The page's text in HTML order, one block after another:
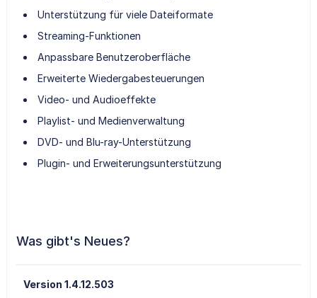
Unterstützung für viele Dateiformate
Streaming-Funktionen
Anpassbare Benutzeroberfläche
Erweiterte Wiedergabesteuerungen
Video- und Audioeffekte
Playlist- und Medienverwaltung
DVD- und Blu-ray-Unterstützung
Plugin- und Erweiterungsunterstützung
Was gibt's Neues?
Version 1.4.12.503